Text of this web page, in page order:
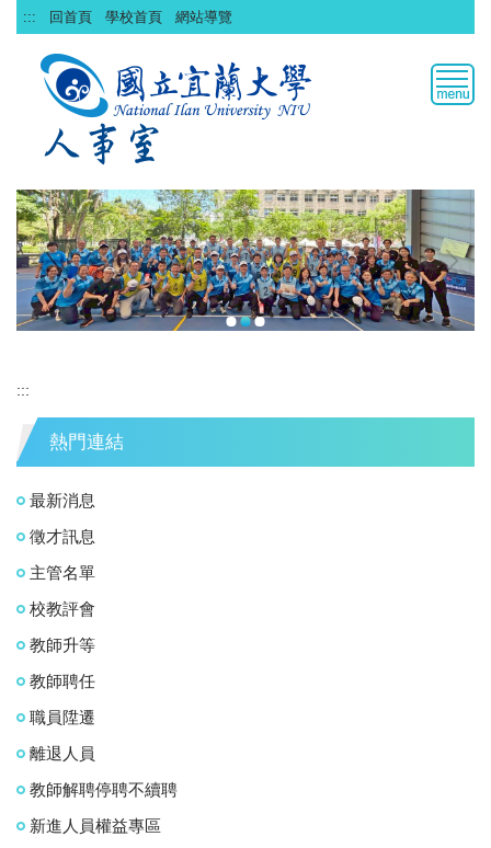
跳
到
::: 回首頁 學校首頁 網站導覽
:::
熱門連結
最新消息
徵才訊息
主管名單
校教評會
教師升等
教師聘任
職員陞遷
離退人員
教師解聘停聘不續聘
新進人員權益專區